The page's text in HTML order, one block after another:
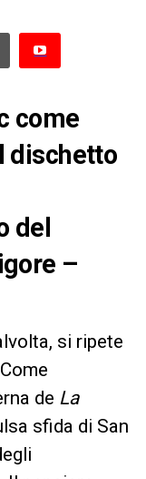
come
dischetto
del
–
si ripete
de La
sfida di San